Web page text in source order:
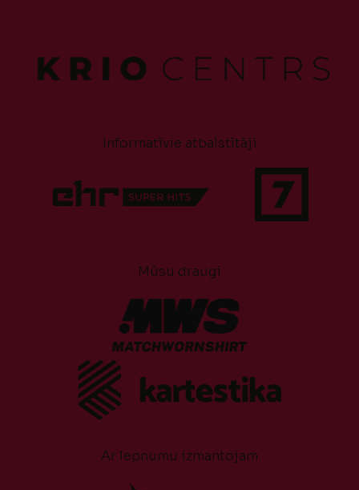
Informatīvie atbalstītāji
Mūsu draugi
Ar lepnumu izmantojam